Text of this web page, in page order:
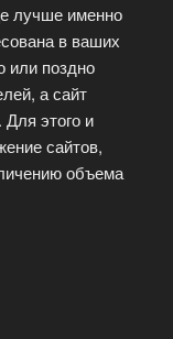
лучше именно
в ваших
или поздно
а сайт
этого и
сайтов,
объема